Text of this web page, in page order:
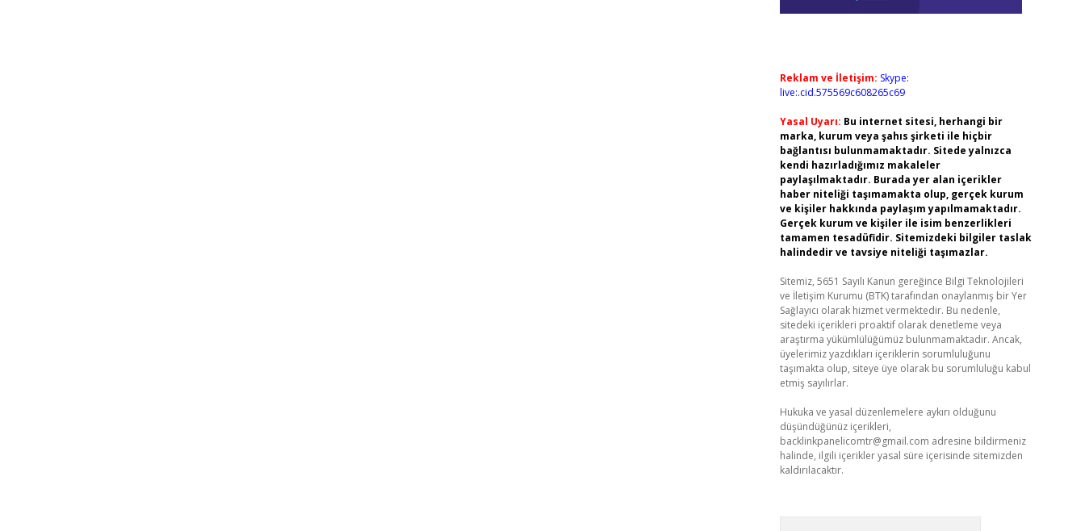
Reklam ve İletişim: Skype:
live:.cid.575569c608265c69
Yasal Uyarı: Bu internet sitesi, herhangi bir
marka, kurum veya şahıs şirketi ile hiçbir
bağlantısı bulunmamaktadır. Sitede yalnızca
kendi hazırladığımız makaleler
paylaşılmaktadır. Burada yer alan içerikler
haber niteliği taşımamakta olup, gerçek kurum
ve kişiler hakkında paylaşım yapılmamaktadır.
Gerçek kurum ve kişiler ile isim benzerlikleri
tamamen tesadüfidir. Sitemizdeki bilgiler taslak
halindedir ve tavsiye niteliği taşımazlar.
Sitemiz, 5651 Sayılı Kanun gereğince Bilgi Teknolojileri
ve İletişim Kurumu (BTK) tarafından onaylanmış bir Yer
Sağlayıcı olarak hizmet vermektedir. Bu nedenle,
sitedeki içerikleri proaktif olarak denetleme veya
araştırma yükümlülüğümüz bulunmamaktadır. Ancak,
üyelerimiz yazdıkları içeriklerin sorumluluğunu
taşımakta olup, siteye üye olarak bu sorumluluğu kabul
etmiş sayılırlar.
Hukuka ve yasal düzenlemelere aykırı olduğunu
düşündüğünüz içerikleri,
backlinkpanelicomtr@gmail.com adresine bildirmeniz
halinde, ilgili içerikler yasal süre içerisinde sitemizden
kaldırılacaktır.